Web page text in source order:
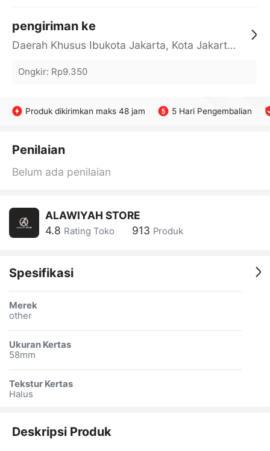
pengiriman ke
Daerah Khusus Ibukota Jakarta, Kota Jakarta Barat, Cengkareng, yy
Ongkir: Rp9.350
Produk dikirimkan maks 48 jam 5 Hari Pengembalian
Penilaian
Belum ada penilaian
ALAWIYAH STORE
4.8 Rating Toko 913 Produk
Spesifikasi
Merek
other
Ukuran Kertas
58mm
Tekstur Kertas
Halus
Deskripsi Produk